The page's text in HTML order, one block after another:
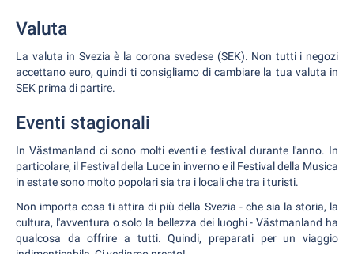
Valuta
La valuta in Svezia è la corona svedese (SEK). Non tutti i negozi
accettano euro, quindi ti consigliamo di cambiare la tua valuta in
SEK prima di partire.
Eventi stagionali
In Västmanland ci sono molti eventi e festival durante l'anno. In
particolare, il Festival della Luce in inverno e il Festival della Musica
in estate sono molto popolari sia tra i locali che tra i turisti.
Non importa cosa ti attira di più della Svezia - che sia la storia, la
cultura, l'avventura o solo la bellezza dei luoghi - Västmanland ha
qualcosa da offrire a tutti. Quindi, preparati per un viaggio